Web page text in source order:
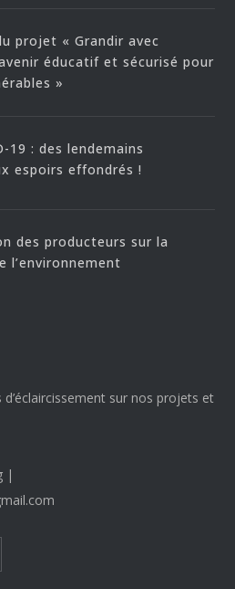
projet « Grandir avec
éducatif et sécurisé pour
»
19 : des lendemains
espoirs effondrés !
des producteurs sur la
l’environnement
sur nos projets et
|